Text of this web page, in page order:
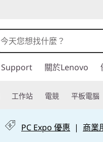
Support 關於Lenovo
工作站 電競 平板電腦
PC Expo 優惠 | 商業